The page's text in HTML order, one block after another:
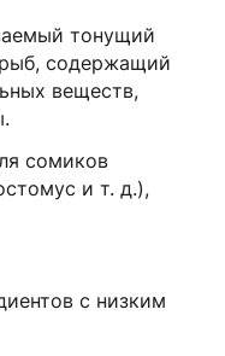
тонущий
содержащий
веществ,
сомиков
и т. д.),
с низким